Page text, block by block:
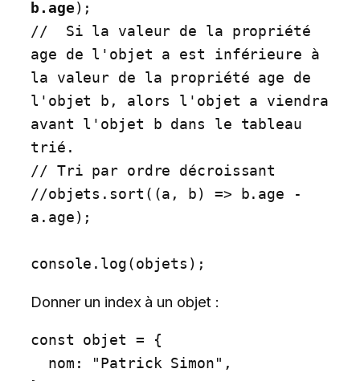
b.age);
//  Si la valeur de la propriété
age de l'objet a est inférieure à
la valeur de la propriété age de
l'objet b, alors l'objet a viendra
avant l'objet b dans le tableau
trié.
// Tri par ordre décroissant
//objets.sort((a, b) => b.age -
a.age);
console.log(objets);
Donner un index à un objet :
const objet = {